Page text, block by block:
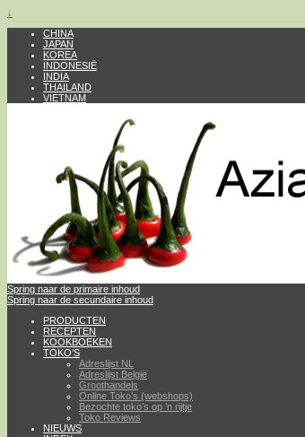
↓
CHINA
JAPAN
KOREA
INDONESIË
INDIA
THAILAND
VIETNAM
Spring naar de primaire inhoud
Spring naar de secundaire inhoud
PRODUCTEN
RECEPTEN
KOOKBOEKEN
TOKO’S
Adreslijst NL
Adreslijst België
Groothandels
Online Toko’s (webshops)
Bezochte toko’s op ’n rijtje
Toko Reviews
NIEUWS